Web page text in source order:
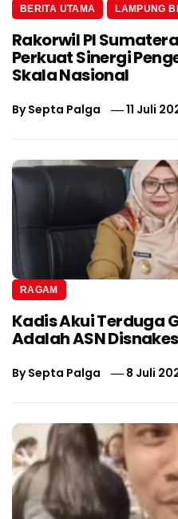
BERITA UTAMA LAMPUNG
Rakorwil PI
Perkuat Sinergi
Skala Nasional
BySepta Palga 11 Juli
RAGAM
Kadis Akui Terduga
Adalah ASN
BySepta Palga 8 Juli